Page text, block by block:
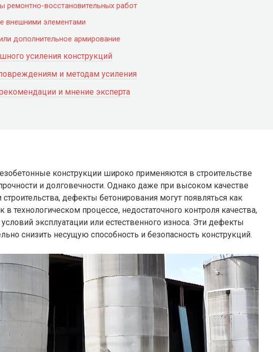
ремонтно-восстановительных работ
внешними элементами
дополнительное армирование
усиления конструкций
и методам усиления
и мнение эксперта
конструкции широко применяются в строительстве
и долговечности. Однако даже при высоком качестве
строительства, дефекты бетонирования могут появляться как
технологическом процессе, недостаточного контроля качества,
эксплуатации или естественного износа. Эти дефекты
снизить несущую способность и безопасность конструкций.